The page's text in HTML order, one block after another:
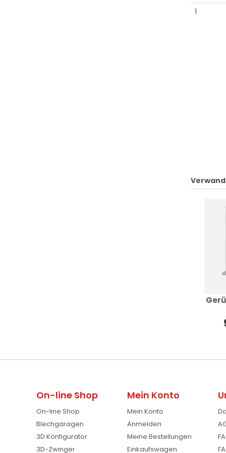
1
On-line Shop
On-line Shop
Blechgaragen
3D Konfigurator
3D-Zwinger
Mein Konto
Mein Konto
Anmelden
Meine Bestellungen
Einkaufswagen